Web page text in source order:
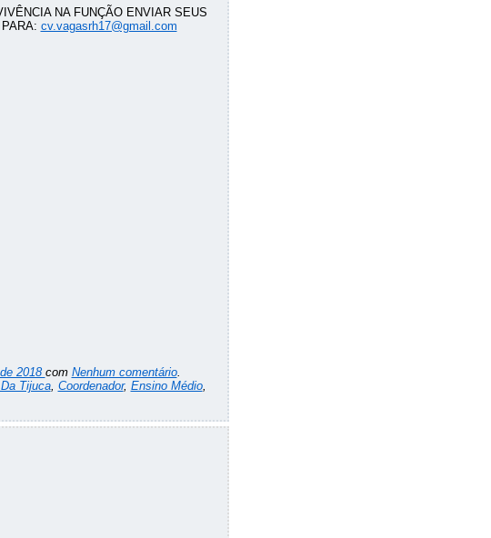
NA FUNÇÃO ENVIAR SEUS
cv.vagasrh17@gmail.com
2018 com Nenhum comentário.
Tijuca, Coordenador, Ensino Médio,